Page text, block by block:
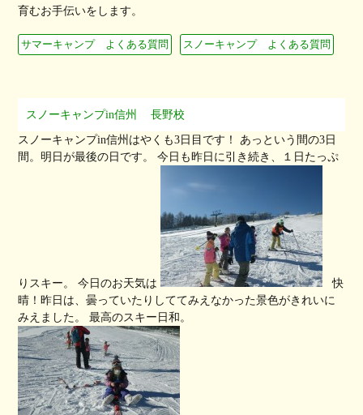
育むお手伝いをします。
サマーキャンプ よくある質問 スノーキャンプ よくある質問
スノーキャンプin信州 長野校
スノーキャンプin信州はやくも3日目です！ あっという間の3日
間。明日が最後の日です。 今日も昨日に引き続き、１日たっぷ
りスキー。 今日のお天気は
快
晴！昨日は、曇っていたりしててみえなかった景色がきれいに
みえました。 最高のスキー日和。